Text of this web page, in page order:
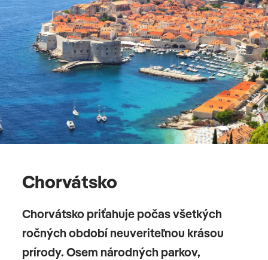
Chorvátsko
Chorvátsko priťahuje počas všetkých
ročných období neuveriteľnou krásou
prírody. Osem národných parkov,